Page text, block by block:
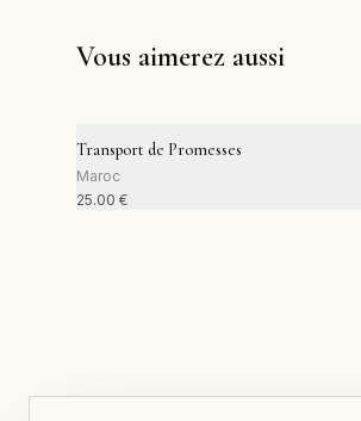
Vous aimerez aussi
Transport de Promesses
Maroc
25.00 €